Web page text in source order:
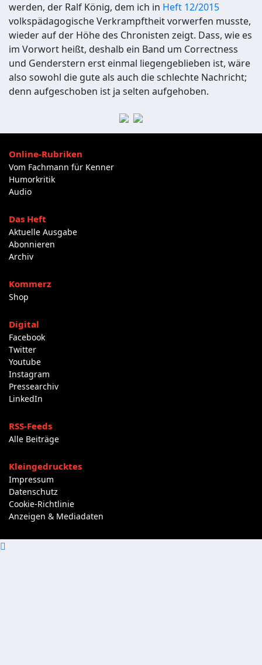
werden, der Ralf König, dem ich in Heft 12/2015
volkspädagogische Verkrampftheit vorwerfen musste,
wieder auf der Höhe des Chronisten zeigt. Dass, wie es
im Vorwort heißt, deshalb ein Band um Correctness
und Genderstern erst einmal liegengeblieben ist, wäre
also sowohl die gute als auch die schlechte Nachricht;
denn aufgeschoben ist ja selten aufgehoben.
Online-Rubriken
Vom Fachmann für Kenner
Humorkritik
Audio
Das Heft
Aktuelle Ausgabe
Abonnieren
Archiv
Kommerz
Shop
Digital
Facebook
Twitter
Youtube
Instagram
Pressearchiv
LinkedIn
RSS-Feeds
Alle Beiträge
Kleingedrucktes
Impressum
Datenschutz
Cookie-Richtlinie
Anzeigen & Mediadaten